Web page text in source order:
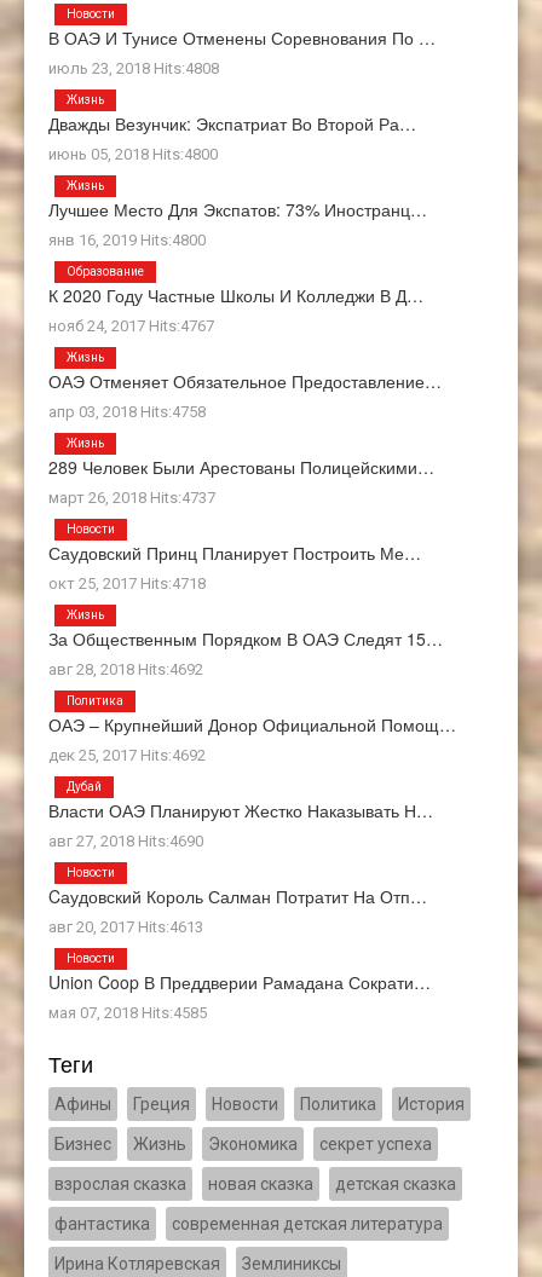
В ОАЭ И Тунисе Отменены Соревнования По …
июль 23, 2018 Hits:4808
Новости
Дважды Везунчик: Экспатриат Во Второй Ра…
июнь 05, 2018 Hits:4800
Жизнь
Лучшее Место Для Экспатов: 73% Иностранц…
янв 16, 2019 Hits:4800
Жизнь
К 2020 Году Частные Школы И Колледжи В Д…
нояб 24, 2017 Hits:4767
Образование
ОАЭ Отменяет Обязательное Предоставление…
апр 03, 2018 Hits:4758
Жизнь
289 Человек Были Арестованы Полицейскими…
март 26, 2018 Hits:4737
Жизнь
Саудовский Принц Планирует Построить Ме…
окт 25, 2017 Hits:4718
Новости
За Общественным Порядком В ОАЭ Следят 15…
авг 28, 2018 Hits:4692
Жизнь
ОАЭ – Крупнейший Донор Официальной Помощ…
дек 25, 2017 Hits:4692
Политика
Власти ОАЭ Планируют Жестко Наказывать Н…
авг 27, 2018 Hits:4690
Дубай
Cаудовский Король Салман Потратит На Отп…
авг 20, 2017 Hits:4613
Новости
Union Coop В Преддверии Рамадана Сократи…
мая 07, 2018 Hits:4585
Новости
Теги
Афины Греция Новости Политика История
Бизнес Жизнь Экономика секрет успеха
взрослая сказка новая сказка детская сказка
фантастика современная детская литература
Ирина Котляревская Землиниксы